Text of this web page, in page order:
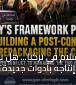
في تركيا...
بأدوات